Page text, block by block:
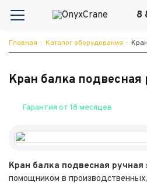
8
Главная - Каталог оборудования -
Кран балка подвесная
Гарантия от 18 месяцев
Кран балка подвесная ручная
помощником в